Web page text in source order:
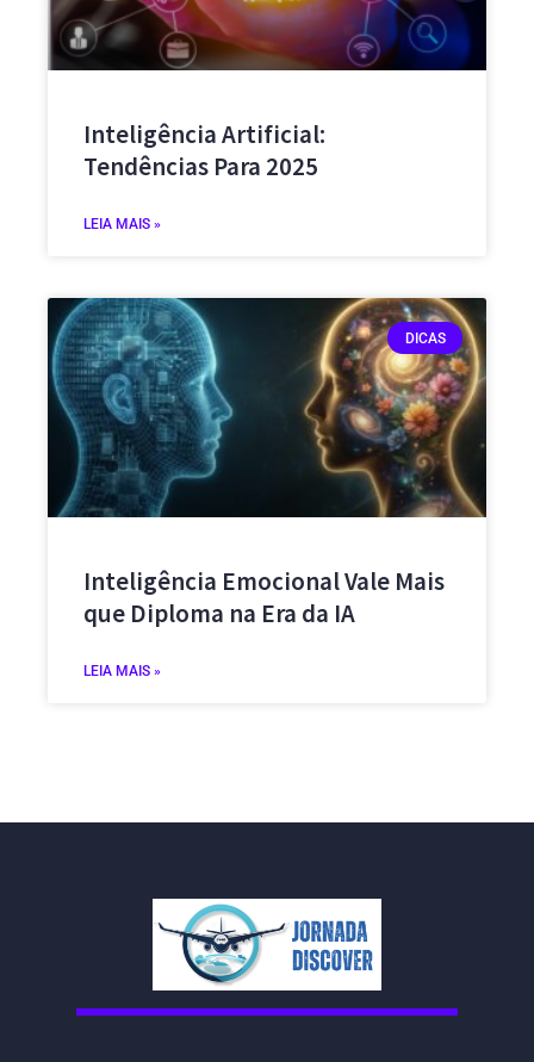
Inteligência Artificial:
Tendências Para 2025
LEIA MAIS »
DICAS
Inteligência Emocional Vale Mais
que Diploma na Era da IA
LEIA MAIS »